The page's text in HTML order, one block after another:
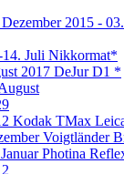
2015 -
14. Juli Nikkormat*
2017 DeJur D1 *
Kodak TMax
Voigtländer
Photina